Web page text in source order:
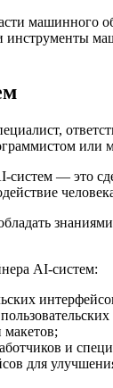
машинного
или
систем — это
AI-систем:
и
для